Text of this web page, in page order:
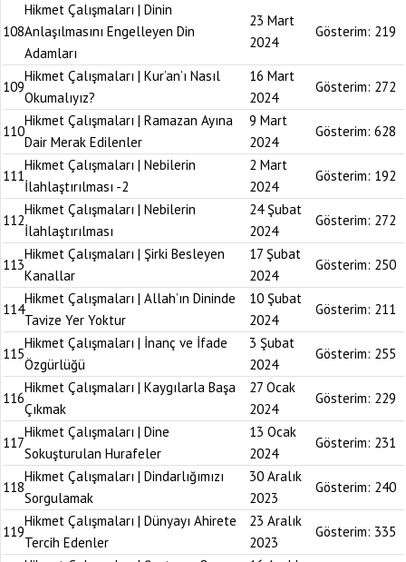
108
Hikmet Çalışmaları | Dinin
Anlaşılmasını Engelleyen Din
Adamları
23 Mart
2024
Gösterim: 219
109
Hikmet Çalışmaları | Kur’an’ı Nasıl
Okumalıyız?
16 Mart
2024
Gösterim: 272
110
Hikmet Çalışmaları | Ramazan Ayına
Dair Merak Edilenler
9 Mart
2024
Gösterim: 628
111
Hikmet Çalışmaları | Nebilerin
İlahlaştırılması -2
2 Mart
2024
Gösterim: 192
112
Hikmet Çalışmaları | Nebilerin
İlahlaştırılması
24 Şubat
2024
Gösterim: 272
113
Hikmet Çalışmaları | Şirki Besleyen
Kanallar
17 Şubat
2024
Gösterim: 250
114
Hikmet Çalışmaları | Allah’ın Dininde
Tavize Yer Yoktur
10 Şubat
2024
Gösterim: 211
115
Hikmet Çalışmaları | İnanç ve İfade
Özgürlüğü
3 Şubat
2024
Gösterim: 255
116
Hikmet Çalışmaları | Kaygılarla Başa
Çıkmak
27 Ocak
2024
Gösterim: 229
117
Hikmet Çalışmaları | Dine
Sokuşturulan Hurafeler
13 Ocak
2024
Gösterim: 231
118
Hikmet Çalışmaları | Dindarlığımızı
Sorgulamak
30 Aralık
2023
Gösterim: 240
119
Hikmet Çalışmaları | Dünyayı Ahirete
Tercih Edenler
23 Aralık
2023
Gösterim: 335